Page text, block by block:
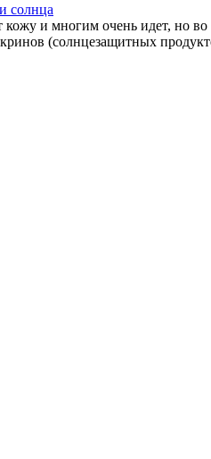
солнца
кожу и многим очень идет,
(солнцезащитных